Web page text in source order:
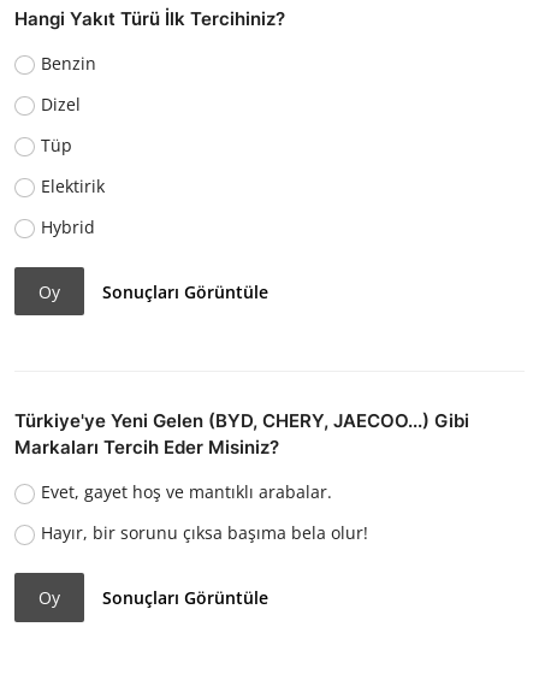
Hangi Yakıt Türü İlk Tercihiniz?
Benzin
Dizel
Tüp
Elektirik
Hybrid
Oy Sonuçları Görüntüle
Türkiye'ye Yeni Gelen (BYD, CHERY, JAECOO...) Gibi
Markaları Tercih Eder Misiniz?
Evet, gayet hoş ve mantıklı arabalar.
Hayır, bir sorunu çıksa başıma bela olur!
Oy Sonuçları Görüntüle